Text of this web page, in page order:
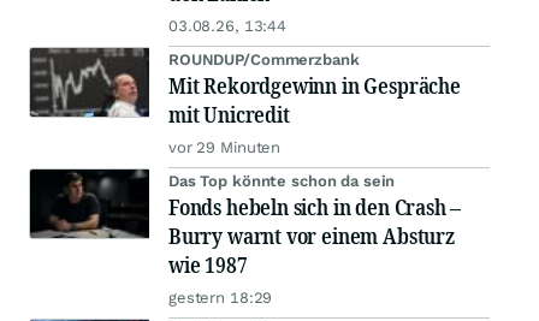
03.08.26, 13:44
ROUNDUP/Commerzbank
Mit Rekordgewinn in Gespräche
mit Unicredit
vor 29 Minuten
Das Top könnte schon da sein
Fonds hebeln sich in den Crash –
Burry warnt vor einem Absturz
wie 1987
gestern 18:29